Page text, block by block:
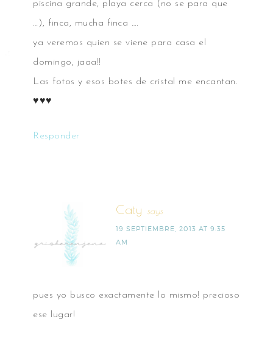
piscina grande, playa cerca (no se para que
…), finca, mucha finca ….
ya veremos quien se viene para casa el
domingo, jaaa!!
Las fotos y esos botes de cristal me encantan.
♥♥♥
Responder
Caty says
19 SEPTIEMBRE, 2013 AT 9:35
AM
pues yo busco exactamente lo mismo! precioso
ese lugar!